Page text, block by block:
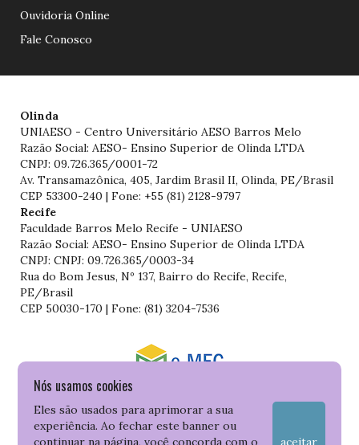
Nós usamos cookies
Eles são usados para aprimorar a sua
experiência. Ao fechar este banner ou
continuar na página, você concorda com o
aceitar
Ouvidoria Online
Fale Conosco
Olinda
UNIAESO - Centro Universitário AESO Barros Melo
Razão Social: AESO- Ensino Superior de Olinda LTDA
CNPJ: 09.726.365/0001-72
Av. Transamazônica, 405, Jardim Brasil II, Olinda, PE/Brasil
CEP 53300-240 | Fone: +55 (81) 2128-9797
Recife
Faculdade Barros Melo Recife - UNIAESO
Razão Social: AESO- Ensino Superior de Olinda LTDA
CNPJ: CNPJ: 09.726.365/0003-34
Rua do Bom Jesus, Nº 137, Bairro do Recife, Recife,
PE/Brasil
CEP 50030-170 | Fone: (81) 3204-7536
Consulte o cadastro da Instituição no Sistema do e-MEC